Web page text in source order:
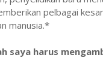
pelbagai
manusia.*
saya harus